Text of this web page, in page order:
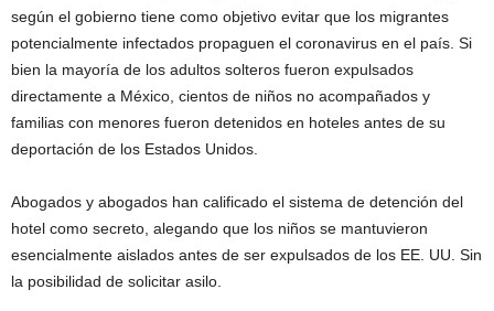
según el gobierno tiene como objetivo evitar que los migrantes
potencialmente infectados propaguen el coronavirus en el país. Si
bien la mayoría de los adultos solteros fueron expulsados ​​
directamente a México, cientos de niños no acompañados y
familias con menores fueron detenidos en hoteles antes de su
deportación de los Estados Unidos.
Abogados y abogados han calificado el sistema de detención del
hotel como secreto, alegando que los niños se mantuvieron
esencialmente aislados antes de ser expulsados ​​de los EE. UU. Sin
la posibilidad de solicitar asilo.